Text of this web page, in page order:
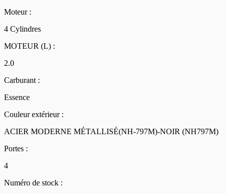
Moteur :
4 Cylindres
MOTEUR (L) :
2.0
Carburant :
Essence
Couleur extérieur :
ACIER MODERNE MÉTALLISÉ(NH-797M)-NOIR (NH797M)
Portes :
4
Numéro de stock :